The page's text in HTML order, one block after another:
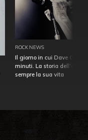
ROCK NEWS
Il giorno in cui Dave
minuti. La storia
sempre la sua vita